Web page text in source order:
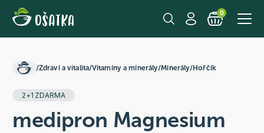
0
/Zdraví a vitalita/Vitamíny a minerály/Minerály/Hořčík
2+1 ZDARMA
medipron Magnesium